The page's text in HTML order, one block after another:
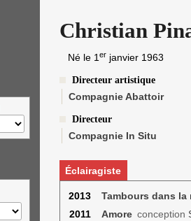
Christian
Né le 1 erjanvier 1963
Directeur artistique
Compagnie Abattoir
Directeur
Compagnie In Situ
Éclairagiste
2013 Tambours dans la
2011
Amoreconception